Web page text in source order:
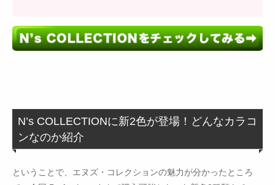
N’s COLLECTIONに新2色が登場！どんなカラコ
ンなのか紹介
ということで、エヌズ・コレクションの魅力が分かったところ